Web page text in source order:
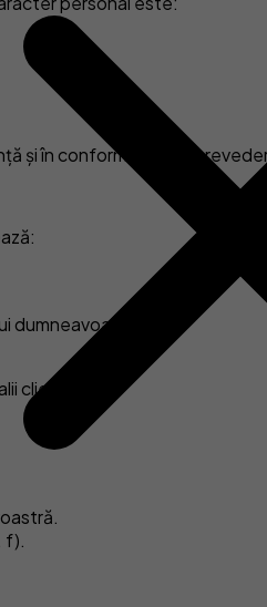
și în conformitate cu
dumneavoastră.
clienți.
f).